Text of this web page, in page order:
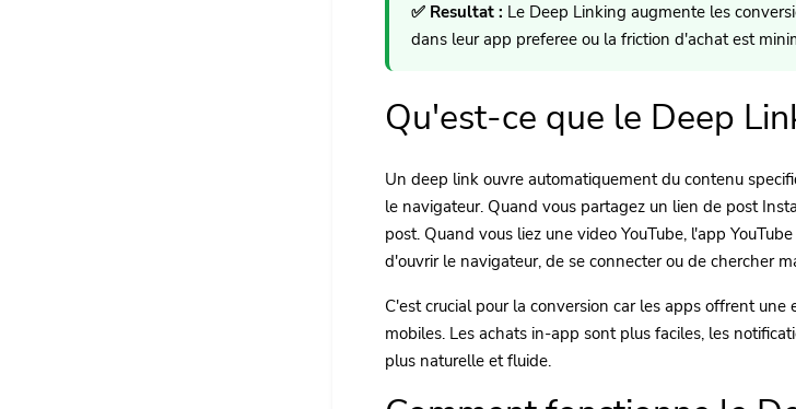
✅ Resultat : Le Deep Linking augmente les
dans leur app preferee ou la friction d'achat est
Qu'est-ce que le Deep
Un deep link ouvre automatiquement du contenu
le navigateur. Quand vous partagez un lien de post
post. Quand vous liez une video YouTube, l'app
d'ouvrir le navigateur, de se connecter ou de chercher
C'est crucial pour la conversion car les apps offrent
mobiles. Les achats in-app sont plus faciles, les
plus naturelle et fluide.